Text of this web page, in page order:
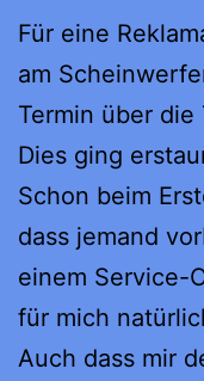
Für eine
am
Termin über
Dies ging
Schon beim
dass jemand
einem Service-
für mich
Auch dass mir